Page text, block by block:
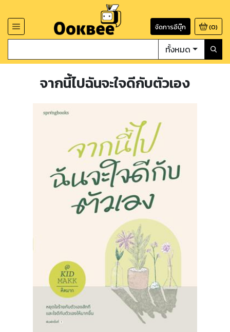
จัดการอีบุ๊ก (0)
ทั้งหมด
จากนี้ไปฉันจะใจดีกับตัวเอง